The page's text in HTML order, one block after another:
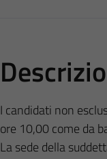
I candidati non
ore 10,00 come da
La sede della